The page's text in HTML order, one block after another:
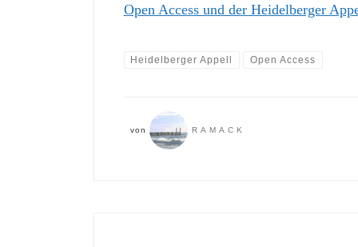
Open Access und der Heidelberger
Heidelberger Appell Open Access
von RAMACK